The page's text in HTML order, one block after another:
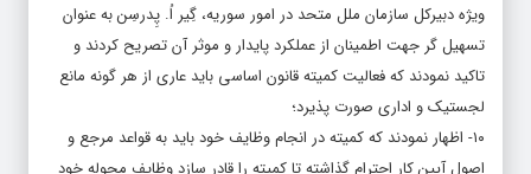
ویژه دبیرکل سازمان ملل متحد در امور سوریه، گِیر اُ. پِدرسِن به عنوان
تسهیل گر جهت اطمینان از عملکرد پایدار و موثر آن تصریح کردند و
تاکید نمودند که فعالیت کمیته قانون اساسی باید عاری از هر گونه مانع
لجستیک و اداری صورت پذیرد؛
۱۰- اظهار نمودند که کمیته در انجام وظایف خود باید به قواعد مرجع و
اصول آیین کار احترام گذاشته تا کمیته را قادر سازد وظایف محوله خود